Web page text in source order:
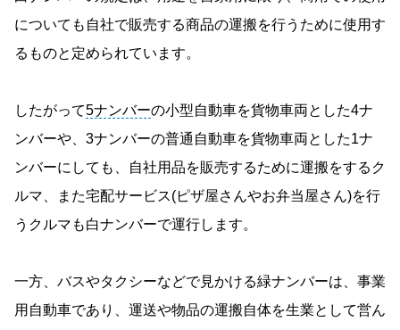
についても自社で販売する商品の運搬を行うために使用す
るものと定められています。
したがって5ナンバーの小型自動車を貨物車両とした4ナ
ンバーや、3ナンバーの普通自動車を貨物車両とした1ナ
ンバーにしても、自社用品を販売するために運搬をするク
ルマ、また宅配サービス(ピザ屋さんやお弁当屋さん)を行
うクルマも白ナンバーで運行します。
一方、バスやタクシーなどで見かける緑ナンバーは、事業
用自動車であり、運送や物品の運搬自体を生業として営ん